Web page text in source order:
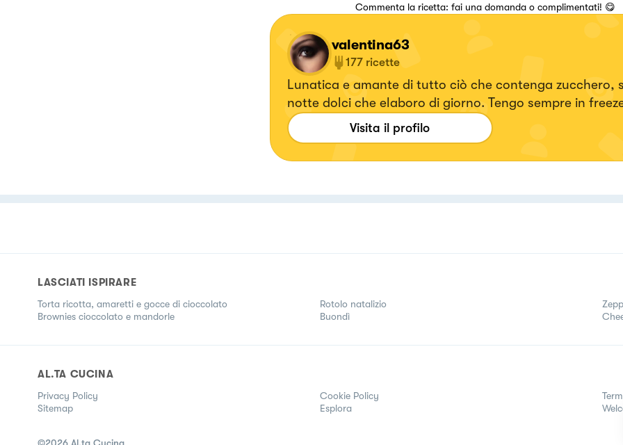
Commenta la ricetta: fai una domanda o complimentati! 😋
valentina63
177 ricette
Lunatica e amante di tutto ciò che contenga zucchero,
notte dolci che elaboro di giorno. Tengo sempre in
fetta di torta, non è mai troppa.
Visita il profilo
LASCIATI ISPIRARE
Torta ricotta, amaretti e gocce di cioccolato
Brownies cioccolato e mandorle
Rotolo natalizio
Buondì
AL.TA CUCINA
Privacy Policy Cookie Policy
Sitemap
Esplora
©2026 Al.ta Cucina